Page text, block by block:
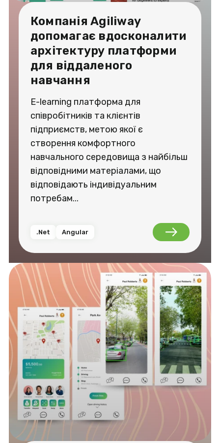
Компанія Agiliway
допомагає вдосконалити
архітектуру платформи
для віддаленого
навчання
E-learning платформа для
співробітників та клієнтів
підприємств, метою якої є
створення комфортного
навчального середовища з найбільш
відповідними матеріалами, що
відповідають індивідуальним
потребам...
.Net Angular